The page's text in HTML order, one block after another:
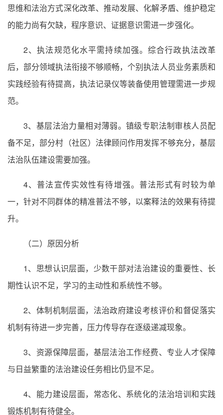
思维和法治方式深化改革、推动发展、化解矛盾、维护稳定
的能力尚有欠缺，程序意识、证据意识需进一步强化。
2、执法规范化水平需持续加强。综合行政执法改革
后，部分领域执法衔接不够顺畅，个别执法人员业务素质和
实践经验有待提高，执法记录仪等装备使用管理需进一步规
范。
3、基层法治力量相对薄弱。镇级专职法制审核人员配
备不足，部分村（社区）法律顾问作用发挥不够充分，基层
法治队伍建设需要加强。
4、普法宣传实效性有待增强。普法形式有时较为单
一，针对不同群体的精准普法不够，以案释法的效果有待提
升。
（二）原因分析
1、思想认识层面，少数干部对法治建设的重要性、长
期性认识不足，学习的主动性和系统性不够。
2、体制机制层面，法治政府建设考核评价和督促落实
机制有待进一步完善，压力传导存在逐级递减现象。
3、资源保障层面，基层法治工作经费、专业人才保障
与日益繁重的法治建设任务相比仍显不足。
4、能力建设层面，常态化、系统化的法治培训和实践
锻炼机制有待健全。